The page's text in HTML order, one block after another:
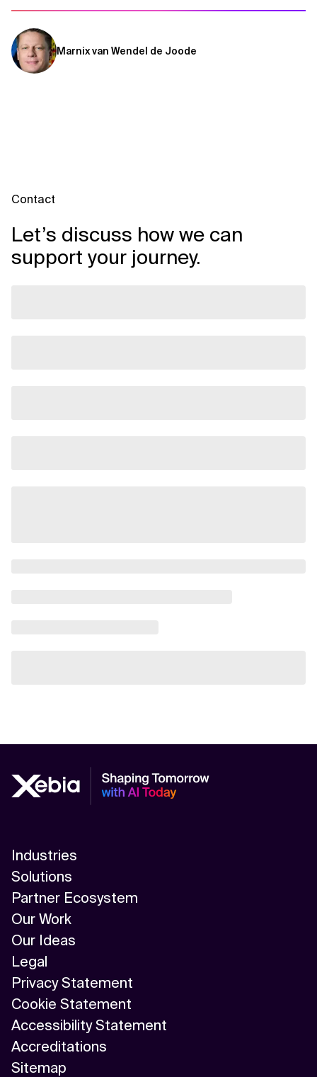
Marnix van Wendel de Joode
Contact
Let’s discuss how we can
support your journey.
Industries
Solutions
Partner Ecosystem
Our Work
Our Ideas
Legal
Privacy Statement
Cookie Statement
Accessibility Statement
Accreditations
Sitemap